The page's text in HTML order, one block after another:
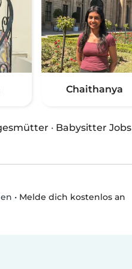
Chaithanya
· Babysitter Jobs
• Melde dich kostenlos an